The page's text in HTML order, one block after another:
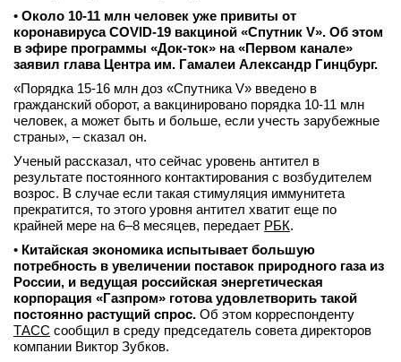
• Около 10-11 млн человек уже привиты от
коронавируса COVID-19 вакциной «Спутник V». Об этом
в эфире программы «Док-ток» на «Первом канале»
заявил глава Центра им. Гамалеи Александр Гинцбург.
«Порядка 15-16 млн доз «Спутника V» введено в
гражданский оборот, а вакцинировано порядка 10-11 млн
человек, а может быть и больше, если учесть зарубежные
страны», – сказал он.
Ученый рассказал, что сейчас уровень антител в
результате постоянного контактирования с возбудителем
возрос. В случае если такая стимуляция иммунитета
прекратится, то этого уровня антител хватит еще по
крайней мере на 6–8 месяцев, передает РБК.
• Китайская экономика испытывает большую
потребность в увеличении поставок природного газа из
России, и ведущая российская энергетическая
корпорация «Газпром» готова удовлетворить такой
постоянно растущий спрос. Об этом корреспонденту
ТАСС сообщил в среду председатель совета директоров
компании Виктор Зубков.